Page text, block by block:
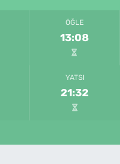
ÖĞLE
13:08
YATSI
21:32